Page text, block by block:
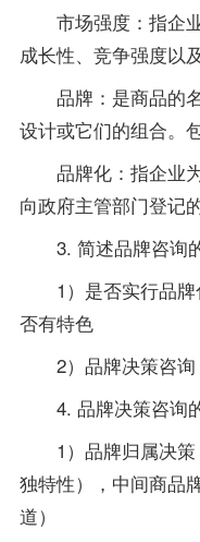
市场强度：指企业
成长性、竞争强度以
品牌：是商品的名
设计或它们的组合。
品牌化：指企业为
向政府主管部门登记
3. 简述品牌咨询
1）是否实行品牌
否有特色
2）品牌决策咨询
4. 品牌决策咨询
1）品牌归属决策
独特性），中间商品
道）